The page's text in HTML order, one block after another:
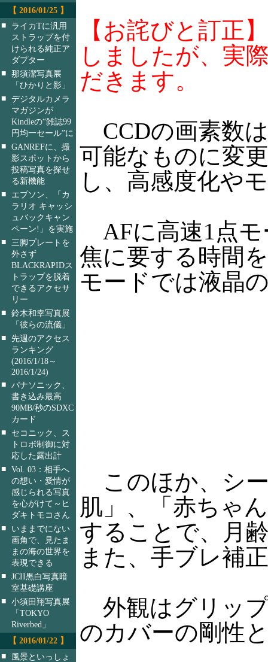
【 2016/01/25 】
■
ライカTに汎用
ストラップを付
けられる純正ア
ダプター
■ 那須潔写真展
「ひかりと影」
■ デジタルカメラ
マガジンが
Kindleの“雑誌99
円均一セール”に
■ GANREFに、撮
影スポットから
投稿写真を探せ
る新機能
■
エプソン、「カ
ラリオ キャッシ
ュバックキャン
ペーン!」を実施
■ 三脚プレートを
外さず
BLACKRAPIDス
トラップを脱着
できるアクセサ
リー
■ 鈴木和幸写真展
「彼らの流儀」
■ 先週のアクセス
ランキング
(2016/1/18～
2016/1/24)
■ パナソニック、
書き込み最高
90MB/秒のSDXC
カード
■
セコニック、ス
トロボ制御に対
応した露出計
■ Vol. 03：相手へ
の想い・愛情が
感じられる写真
を心がけて～ヒ
ダキトモコさん
■
いままでにない
画角で、見たま
まの海の世界を
表現できる
■ JCII黒白写真暗
室基礎講座
■ 小須田翔写真展
「TOKYO
Riverbed」
【 2016/01/22 】
■
風景といっしょ
【お詫びと訂正
しましたが、実
だきます。
CCDの画素数
可能なものに変
し、高感度化や
AFに高速1点モ
焦に要する時間
モードでは液晶
このほか、シ
肌」、「赤ちゃ
することで、月
また、手ブレ補
外観はグリッ
のカバーの剛性